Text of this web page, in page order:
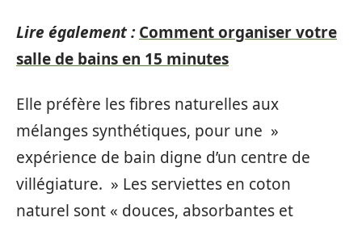
Lire également : Comment organiser votre
salle de bains en 15 minutes
Elle préfère les fibres naturelles aux
mélanges synthétiques, pour une »
expérience de bain digne d’un centre de
villégiature. » Les serviettes en coton
naturel sont « douces, absorbantes et